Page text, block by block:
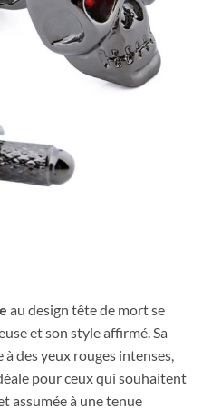
au design tête de mort se
et son style affirmé. Sa
des yeux rouges intenses,
pour ceux qui souhaitent
assumée à une tenue